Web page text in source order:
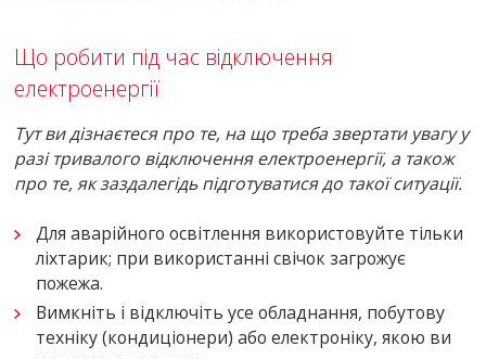
Що робити під час відключення
електроенергії
Тут ви дізнаєтеся про те, на що треба звертати увагу у
разі тривалого відключення електроенергії, а також
про те, як заздалегідь підготуватися до такої ситуації.
Для аварійного освітлення використовуйте тільки
ліхтарик; при використанні свічок загрожує
пожежа.
Вимкніть і відключіть усе обладнання, побутову
техніку (кондиціонери) або електроніку, якою ви